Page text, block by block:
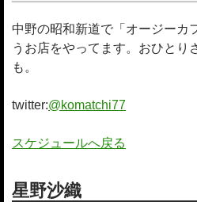
中野の昭和新道で「オージーカ
うお店をやってます。おひとり
も。
twitter:@komatchi77
スケジュールへ戻る
星野沙織